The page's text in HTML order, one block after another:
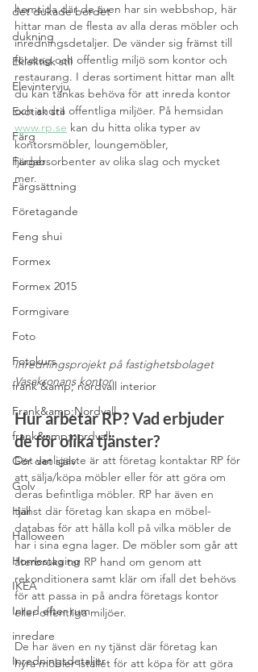
det dukade bordet
dukning
Eklektisk stil
Elevintervju
Exotisk stil
Färg
Färger
Färgsättning
Företagande
Feng shui
Formex
Formex 2015
Formgivare
Foto
Fotokurs
frank &amp; nordvall interior
Frank&amp;Nordvall
frank&amp;nordvall
Gör det själv
Golv
Hall
Halloween
Homestaging
IKEA
Inred efter rum
inredare
Inredningsdetaljer
hemsida där de även har sin webbshop, här
hittar man de flesta av alla deras möbler och
inredningsdetaljer. De vänder sig främst till
företag och offentlig miljö som kontor och
restaurang. I deras sortiment hittar man allt
du kan tänkas behöva för att inreda kontor
och andra offentliga miljöer. På hemsidan
www.rp.se kan du hitta olika typer av
kontorsmöbler, loungemöbler,
ljudabsorbenter av olika slag och mycket
mer.
Inredningsprojekt på fastighetsbolaget
Vasakronans kontor
Hur arbetar RP? Vad erbjuder
de för olika tjänster?
Det vanligaste är att företag kontaktar RP för
att sälja/köpa möbler eller för att göra om
deras befintliga möbler. RP har även en
tjänst där företag kan skapa en möbel-
databas för att hålla koll på vilka möbler de
har i sina egna lager. De möbler som går att
återbruka tar RP hand om genom att
rekonditionera samt klär om ifall det behövs
för att passa in på andra företags kontor
eller offentliga miljöer.
De har även en ny tjänst där företag kan
hyra möbler istället för att köpa för att göra